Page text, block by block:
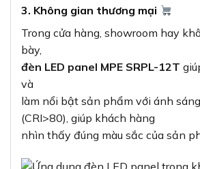
3. Không gian thương mại
Trong cửa hàng, showroom hay
bày,
đèn LED panel MPE SRPL-12T
và
làm nổi bật sản phẩm với ánh
(CRI>80), giúp khách hàng
nhìn thấy đúng màu sắc của sản